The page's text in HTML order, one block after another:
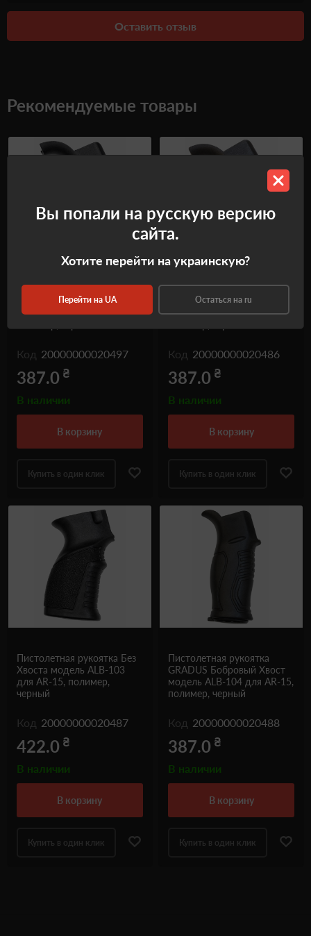
Оставить отзыв
Рекомендуемые товары
Пистолетная рукоятка
Бобровый Хвост модель
ALB-101 для AR-15,
Код 20000000020497
387.0 ₴
В наличии
в корзину
Купить в один клик
Пистолетная рукоятка
Бобровый Хвост модель
ALB-102 для AR-15,
Код 20000000020486
387.0 ₴
В наличии
в корзину
Купить в один клик
Пистолетная рукоятка Без
Хвоста модель ALB-103
для AR-15, полимер,
черный
Код 20000000020487
422.0 ₴
В наличии
в корзину
Купить в один клик
Пистолетная рукоятка
GRADUS Бобровый Хвост
модель ALB-104 для AR-15,
полимер, черный
Код 20000000020488
387.0 ₴
В наличии
в корзину
Купить в один клик
Вы попали на русскую версию
сайта.
Хотите перейти на украинскую?
Перейти на UA Остаться на ru